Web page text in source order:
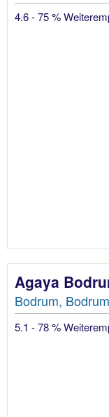
4.6 - 75 %
Agaya
Bodrum,
5.1 - 78 %